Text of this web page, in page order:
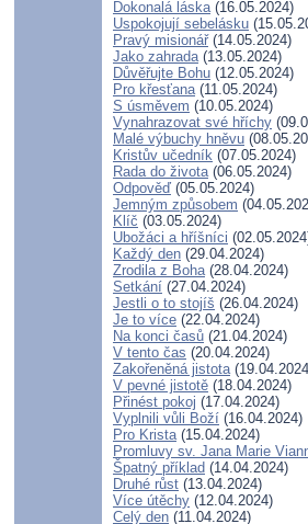
Dokonalá láska(16.05.2024)
Uspokojují sebelásku
Pravý misionář(14.05.2024)
Jako zahrada(13.05.2024)
Důvěřujte Bohu (12.05.2024)
Pro křesťana(11.05.2024)
S úsměvem (10.05.2024)
Vynahrazovat své hříchy
Malé výbuchy hněvu
Kristův učedník (07.05.2024)
Rada do života(06.05.2024)
Odpověď (05.05.2024)
Jemným způsobem
Klíč (03.05.2024)
Ubožáci a hříšníci
Každý den (29.04.2024)
Zrodila z Boha(28.04.2024)
Setkání (27.04.2024)
Jestli o to stojíš (26.04.2024)
Je to více (22.04.2024)
Na konci časů (21.04.2024)
V tento čas (20.04.2024)
Zakořeněná jistota
V pevné jistotě (18.04.2024)
Přinést pokoj (17.04.2024)
Vyplnili vůli Boží (16.04.2024)
Pro Krista(15.04.2024)
Promluvy sv. Jana Marie
Špatný příklad (14.04.2024)
Druhé růst (13.04.2024)
Více útěchy (12.04.2024)
Celý den (11.04.2024)